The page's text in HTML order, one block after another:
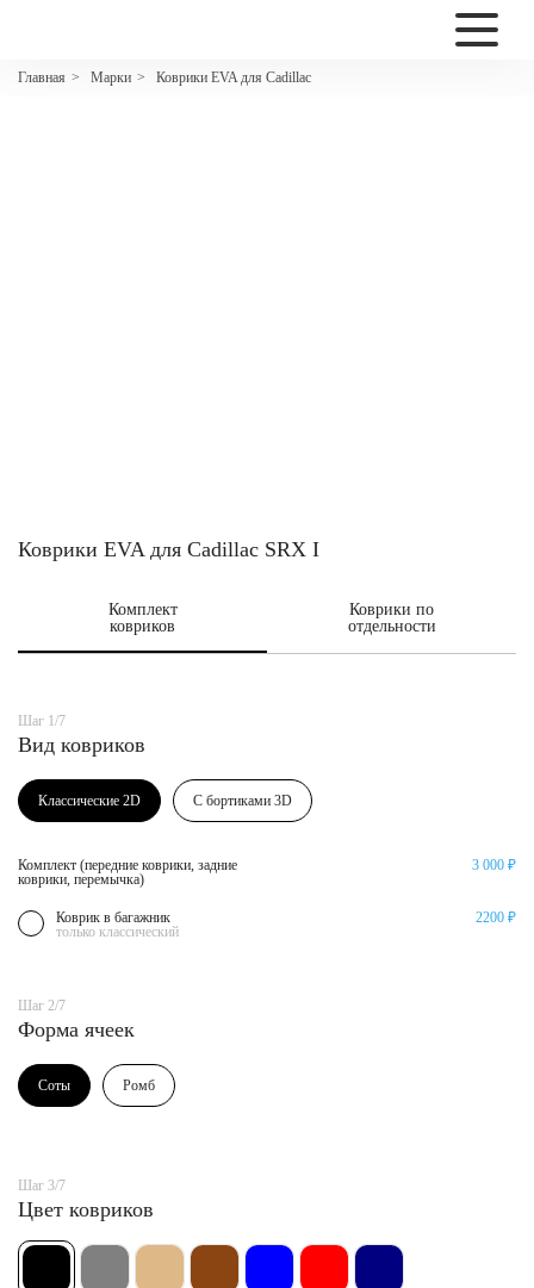
Главная > Марки > Коврики EVA для Cadillac
2200
Коврики EVA для Cadillac SRX I
Комплект
ковриков
Коврики по
отдельности
Шаг 1/7
Вид ковриков
Классические 2D С бортиками 3D
Комплект (передние коврики, задние
коврики, перемычка)
3 000 ₽
Коврик в багажник
только классический
2200 ₽
Шаг 2/7
Форма ячеек
Соты Ромб
Шаг 3/7
Цвет ковриков